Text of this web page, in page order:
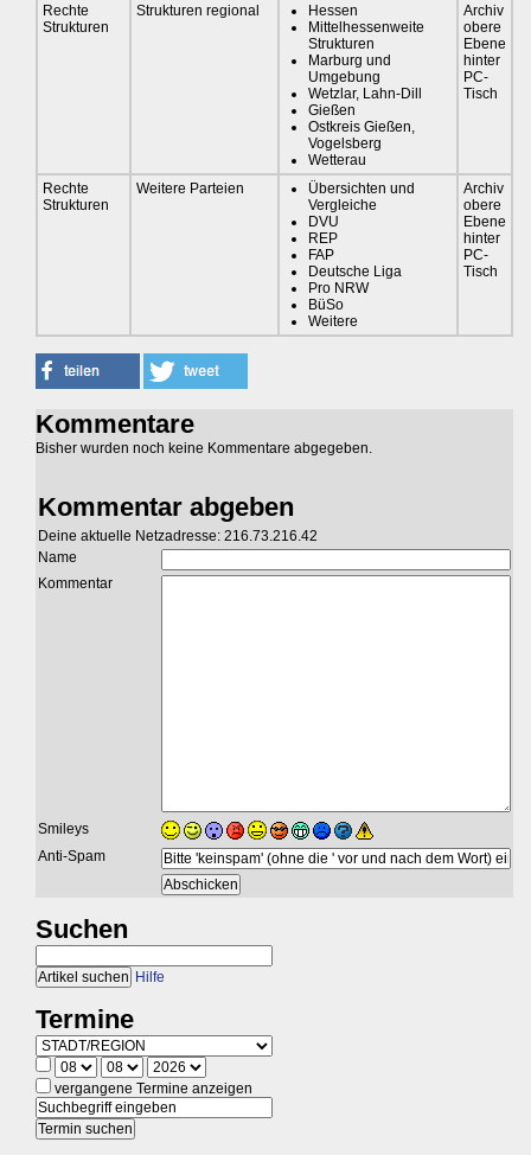
Rechte
Strukturen
Strukturen regional
Hessen
Mittelhessenweite
Strukturen
Marburg und
Umgebung
Wetzlar, Lahn-Dill
Gießen
Ostkreis Gießen,
Vogelsberg
Wetterau
Archiv
obere
Ebene
hinter
PC-
Tisch
Rechte
Strukturen
Weitere Parteien
Übersichten und
Vergleiche
DVU
REP
FAP
Deutsche Liga
Pro NRW
BüSo
Weitere
Archiv
obere
Ebene
hinter
PC-
Tisch
Kommentare
Bisher wurden noch keine Kommentare abgegeben.
Kommentar abgeben
Deine aktuelle Netzadresse: 216.73.216.42
Name
Kommentar
Smileys
Anti-Spam
Suchen
Hilfe
Termine
vergangene Termine anzeigen